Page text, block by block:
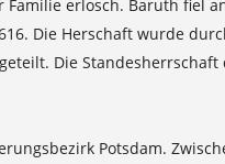
erlosch. Baruth fiel
Die Herschaft wurde
Die Standesherrschaft
Potsdam.